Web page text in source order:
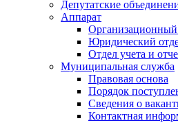
Депутатские
Аппарат
Организационный
Юридический
Отдел учета и
Муниципальная служба
Правовая основа
Порядок
Сведения о
Контактная